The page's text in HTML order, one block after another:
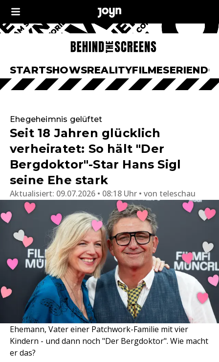
STARTSHOWSREALITYFILMESERIEN
Ehegeheimnis gelüftet
Seit 18 Jahren glücklich
verheiratet: So hält "Der
Bergdoktor"-Star Hans Sigl
seine Ehe stark
Aktualisiert: 09.07.2026 • 08:18 Uhr von teleschau
Ehemann, Vater einer Patchwork-Familie mit vier
Kindern - und dann noch "Der Bergdoktor". Wie macht
er das?